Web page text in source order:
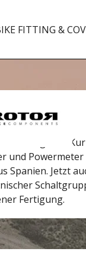
FITTING & CO
- die
und Powermeter
Spanien. Jetzt
Fertigung.